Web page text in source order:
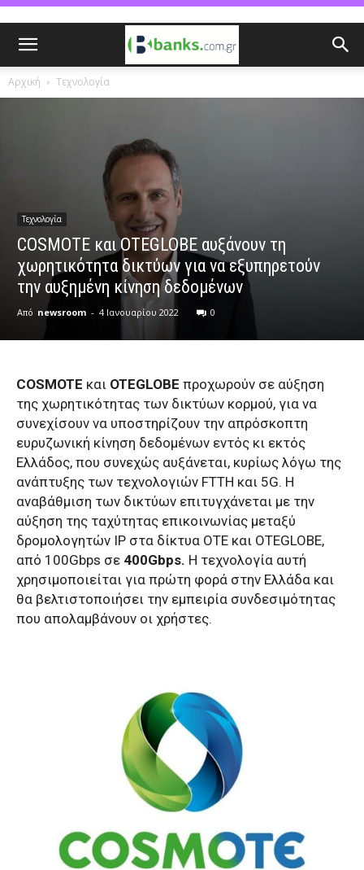
Αρχική Τεχνολογία
Τεχνολογία
COSMOTE και OTEGLOBE αυξάνουν τη
χωρητικότητα δικτύων για να εξυπηρετούν
την αυξημένη κίνηση δεδομένων
Από newsroom - 4 Ιανουαρίου 2022 0
COSMOTE και OTEGLOBE προχωρούν σε αύξηση
της χωρητικότητας των δικτύων κορμού, για να
συνεχίσουν να υποστηρίζουν την απρόσκοπτη
ευρυζωνική κίνηση δεδομένων εντός κι εκτός
Ελλάδος, που συνεχώς αυξάνεται, κυρίως λόγω της
ανάπτυξης των τεχνολογιών FTTH και 5G. Η
αναβάθμιση των δικτύων επιτυγχάνεται με την
αύξηση της ταχύτητας επικοινωνίας μεταξύ
δρομολογητών IP στα δίκτυα ΟΤΕ και OTEGLOBE,
από 100Gbps σε 400Gbps. Η τεχνολογία αυτή
χρησιμοποιείται για πρώτη φορά στην Ελλάδα και
θα βελτιστοποιήσει την εμπειρία συνδεσιμότητας
που απολαμβάνουν οι χρήστες.